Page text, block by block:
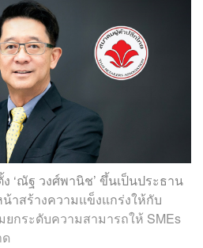
‘ณัฐ วงศ์พานิช’ ขึ้นเป็นประธาน
าสร้างความแข็งแกร่งให้กับ
กระดับความสามารถให้ SMEs